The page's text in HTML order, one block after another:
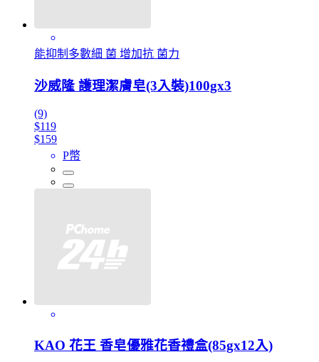
能抑制多數細 菌 增加抗 菌力
沙威隆 護理潔膚皂(3入裝)100gx3
(9)
$119
$159
P幣
KAO 花王 香皂優雅花香禮盒(85gx12入)